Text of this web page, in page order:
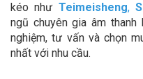
kéo như Teimeisheng,
ngũ chuyên gia âm
nghiệm, tư vấn và chọn
nhất với nhu cầu.